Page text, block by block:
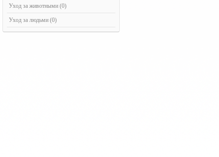
Уход за животными (0)
Уход за людьми (0)